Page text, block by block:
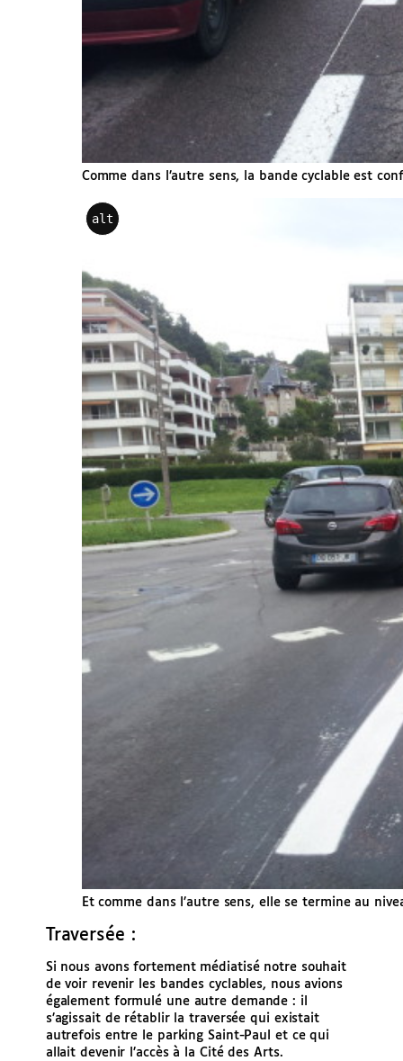
Comme dans l’autre sens, la bande cyclable est
alt
Et comme dans l’autre sens, elle se termine au
Traversée :
Si nous avons fortement médiatisé notre souhait
de voir revenir les bandes cyclables, nous avions
également formulé une autre demande : il
s’agissait de rétablir la traversée qui existait
autrefois entre le parking Saint-Paul et ce qui
allait devenir l’accès à la Cité des Arts.